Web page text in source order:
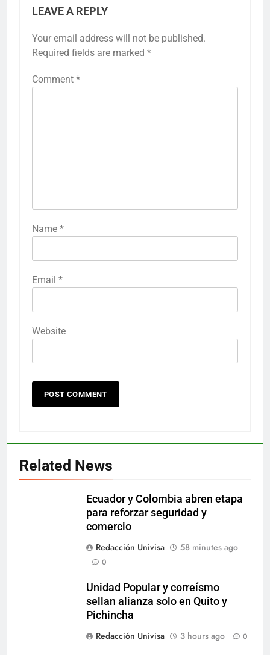
LEAVE A REPLY
Your email address will not be published.
Required fields are marked *
Comment *
Name *
Email *
Website
Related News
Ecuador y Colombia abren etapa
para reforzar seguridad y
comercio
Redacción Univisa
58 minutes ago
0
Unidad Popular y correísmo
sellan alianza solo en Quito y
Pichincha
Redacción Univisa
3 hours ago 0